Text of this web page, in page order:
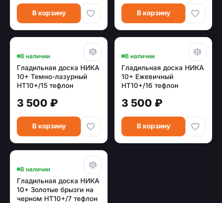
В корзину В корзину
В наличии
Гладильная доска НИКА
10+ Темно-лазурный
НТ10+/15 тефлон
3 500 ₽
В корзину
В наличии
Гладильная доска НИКА
10+ Ежевичный
НТ10+/16 тефлон
3 500 ₽
В корзину
В наличии
Гладильная доска НИКА
10+ Золотые брызги на
черном НТ10+/7 тефлон